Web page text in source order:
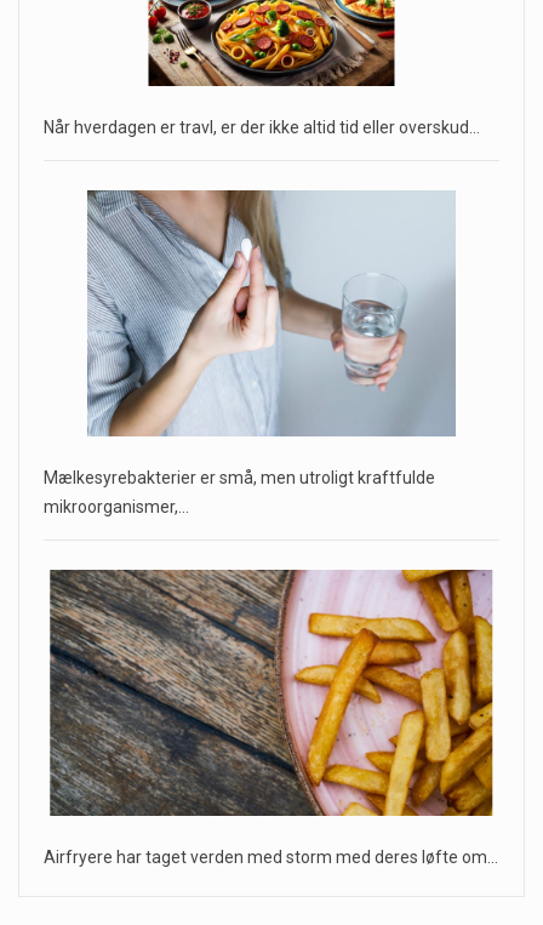
Når hverdagen er travl, er der ikke altid tid eller overskud…
Mælkesyrebakterier er små, men utroligt kraftfulde
mikroorganismer,…
Airfryere har taget verden med storm med deres løfte om…